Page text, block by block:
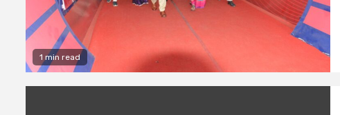
1 min read